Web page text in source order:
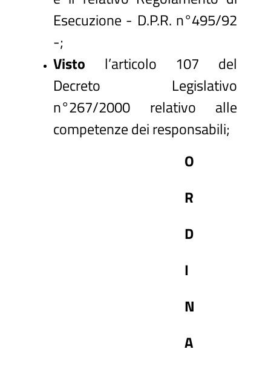
Esecuzione - D.P.R. n°495/92
-;
Visto l’articolo 107 del
Decreto Legislativo
n°267/2000 relativo alle
competenze dei responsabili;
O
R
D
I
N
A